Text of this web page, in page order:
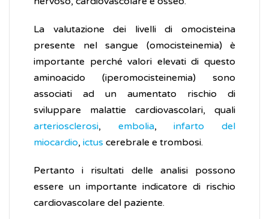
La valutazione dei livelli di omocisteina
presente nel sangue (omocisteinemia) è
importante perché valori elevati di questo
aminoacido (iperomocisteinemia) sono
associati ad un aumentato rischio di
sviluppare malattie cardiovascolari, quali
arteriosclerosi, embolia,infarto del
miocardio, ictus cerebrale e trombosi.
Pertanto i risultati delle analisi possono
essere un importante indicatore di rischio
cardiovascolare del paziente.